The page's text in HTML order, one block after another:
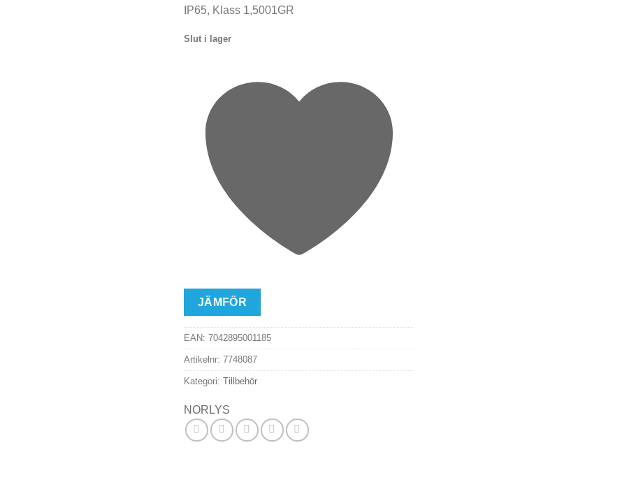
IP65, Klass 1,5001GR
Slut i lager
JÄMFÖR
EAN: 7042895001185
Artikelnr: 7748087
Kategori: Tillbehör
NORLYS